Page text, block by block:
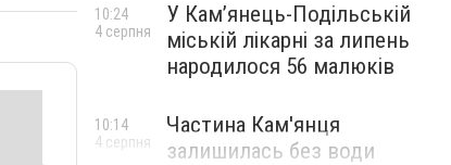
У Кам’янець-Подільській
міській лікарні за липень
народилося 56 малюків
10:24
4 серпня
Частина Кам'янця
залишилась без води
10:14
4 серпня